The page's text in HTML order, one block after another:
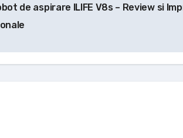
de aspirare ILIFE V8s – Review si